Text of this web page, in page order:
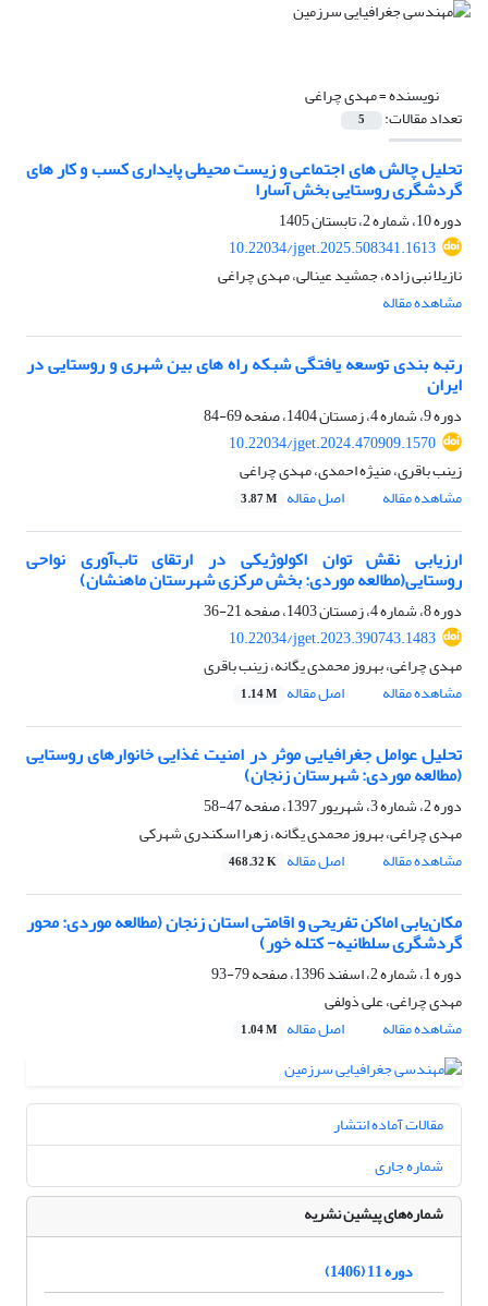
نویسنده =مهدی چراغی
تعداد مقالات: 5
تحلیل چالش های اجتماعی و زیست محیطی پایداری کسب و کار های
گردشگری روستایی بخش آسارا
دوره 10، شماره 2، تابستان 1405
10.22034/jget.2025.508341.1613
نازیلا نبی زاده، جمشید عینالی، مهدی چراغی
مشاهده مقاله
رتبه بندی توسعه یافتگی شبکه راه های بین شهری و روستایی در
ایران
دوره 9، شماره 4، زمستان 1404، صفحه
69-84
10.22034/jget.2024.470909.1570
زینب باقری، منیژه احمدی، مهدی چراغی
مشاهده مقاله
اصل مقاله 3.87 M
ارزیابی نقش توان اکولوژیکی در ارتقای تاب‌آوری نواحی
روستایی(مطالعه موردی: بخش مرکزی شهرستان ماهنشان)
دوره 8، شماره 4، زمستان 1403، صفحه
21-36
10.22034/jget.2023.390743.1483
مهدی چراغی، بهروز محمدی یگانه، زینب باقری
مشاهده مقاله
اصل مقاله 1.14 M
تحلیل عوامل جغرافیایی موثر در امنیت غذایی خانوارهای روستایی
(مطالعه موردی: شهرستان زنجان)
دوره 2، شماره 3، شهریور 1397، صفحه
47-58
مهدی چراغی، بهروز محمدی یگانه، زهرا اسکندری شهرکی
مشاهده مقاله
اصل مقاله 468.32 K
مکان‌یابی اماکن تفریحی و اقامتی استان زنجان (مطالعه موردی: محور
گردشگری سلطانیه- کتله خور)
دوره 1، شماره 2، اسفند 1396، صفحه
79-93
مهدی چراغی، علی ذولفی
مشاهده مقاله
اصل مقاله 1.04 M
مقالات آماده انتشار
شماره جاری
شماره‌های پیشین نشریه
دوره 11 (1406)